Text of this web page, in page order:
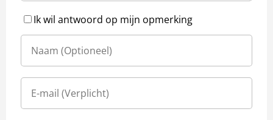
Ik wil antwoord op mijn opmerking